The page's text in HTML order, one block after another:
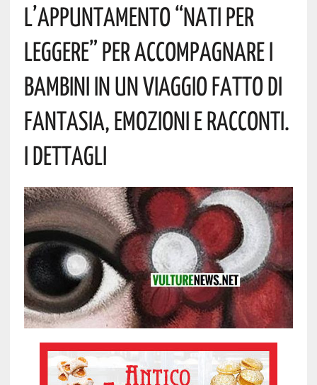
L’appuntamento “Nati Per
Leggere” Per Accompagnare I
Bambini In Un Viaggio Fatto Di
Fantasia, Emozioni E Racconti.
I Dettagli